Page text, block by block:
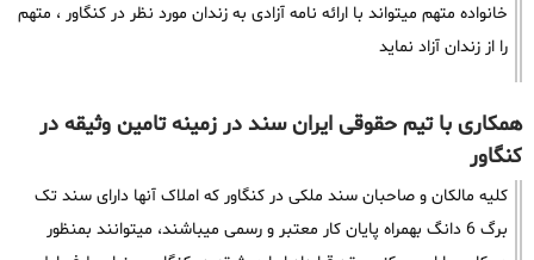
خانواده متهم میتواند با ارائه نامه آزادی به زندان مورد نظر در کنگاور ، متهم
را از زندان آزاد نماید
همکاری با تیم حقوقی ایران سند در زمینه تامین وثیقه در
کنگاور
کلیه مالکان و صاحبان سند ملکی در کنگاور که املاک آنها دارای سند تک
برگ 6 دانگ بهمراه پایان کار معتبر و رسمی میباشند، میتوانند بمنظور